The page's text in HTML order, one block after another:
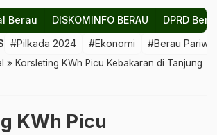
Berau DISKOMINFO BERAU DPRD
#Pilkada 2024 #Ekonomi #Berau
» Korsleting KWh Picu Kebakaran di Tanjung
KWh Picu